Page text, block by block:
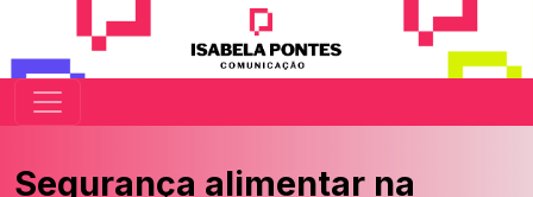
Segurança alimentar na